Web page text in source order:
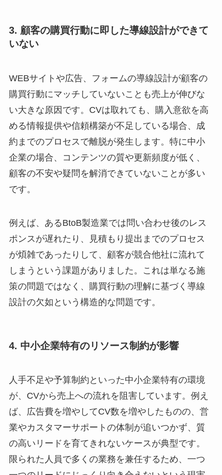
3. 顧客の購買行動に即した導線設計ができて
いない
WEBサイトや広告、フォームの導線設計が顧客の
購買行動にマッチしていないことも売上が伸びな
い大きな原因です。CVは取れても、購入意欲を高
める情報提供や信頼構築が不足している場合、成
約までのプロセスで離脱が発生します。特に中小
企業の場合、コンテンツの質や更新頻度が低く、
顧客の不安や疑問を解消できていないことが多い
です。
例えば、あるBtoB製造業では問い合わせ後のレス
ポンスが遅れたり、見積もり提出までのプロセス
が煩雑であったりして、顧客が競合他社に流れて
しまうという課題がありました。これは単なる施
策の問題ではなく、購買行動の理解に基づく導線
設計の欠如という構造的な問題です。
4. 中小企業特有のリソース制約が影響
人手不足や予算制約といった中小企業特有の環境
が、CVから売上への流れを阻害しています。例え
ば、広告費を増やしてCV数を増やしたものの、営
業やカスタマーサポートの体制が追いつかず、質
の高いリードを育てきれないケースが典型です。
限られた人員で多くの業務を兼任するため、一つ